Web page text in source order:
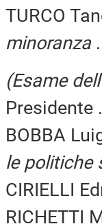
TURCO
minoranza
(Esame
Presidente
BOBBA
le politiche
CIRIELLI
RICHETTI